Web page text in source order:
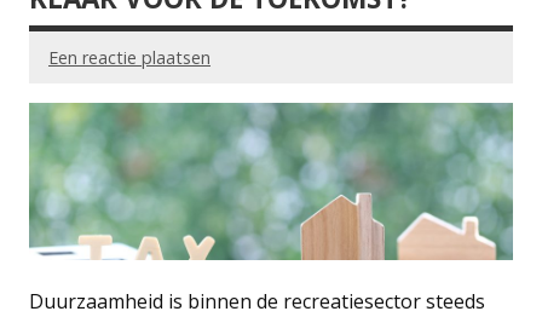
Een reactie plaatsen
Duurzaamheid is binnen de recreatiesector steeds